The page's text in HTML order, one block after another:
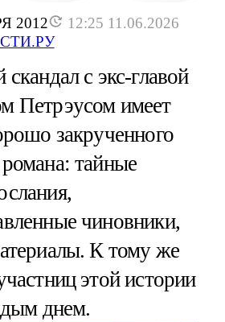
2012
12:25 11.06.2026
с экс-главой
Петрэусом имеет
закрученного
тайные
чиновники,
К тому же
этой истории
днем.